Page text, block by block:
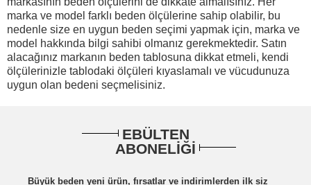
marka ve model farklı beden ölçülerine sahip olabilir, bu
nedenle size en uygun beden seçimi yapmak için, marka ve
model hakkında bilgi sahibi olmanız gerekmektedir. Satın
alacağınız markanın beden tablosuna dikkat etmeli, kendi
ölçülerinizle tablodaki ölçüleri kıyaslamalı ve vücudunuza
uygun olan bedeni seçmelisiniz.
EBÜLTEN
ABONELİĞİ
Büyük beden yeni ürün, fırsatlar ve indirimlerden ilk siz